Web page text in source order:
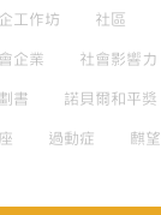
工作坊 社區
企業 社會影響力
書 諾貝爾和平獎
過動症 麒望